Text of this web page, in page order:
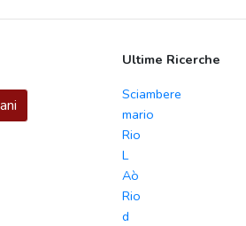
Ultime Ricerche
Sciambere
mario
Rio
L
Aò
Rio
d